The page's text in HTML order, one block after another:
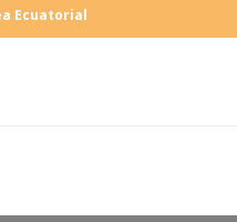
Ecuatorial